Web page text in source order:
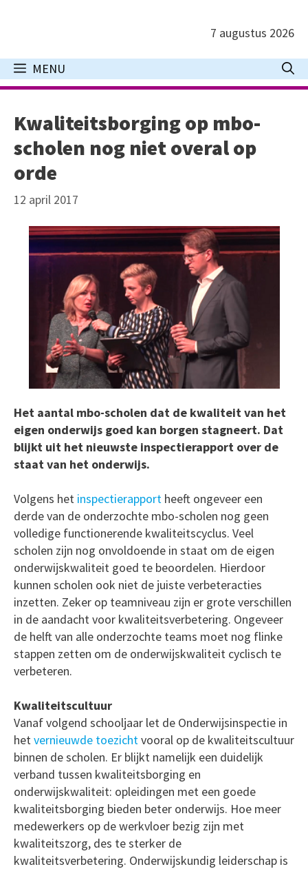
inhoud
7 augustus 2026
MENU
Kwaliteitsborging op mbo-
scholen nog niet overal op
orde
12 april 2017
Het aantal mbo-scholen dat de kwaliteit van het
eigen onderwijs goed kan borgen stagneert. Dat
blijkt uit het nieuwste inspectierapport over de
staat van het onderwijs.
Volgens het inspectierapport heeft ongeveer een
derde van de onderzochte mbo-scholen nog geen
volledige functionerende kwaliteitscyclus. Veel
scholen zijn nog onvoldoende in staat om de eigen
onderwijskwaliteit goed te beoordelen. Hierdoor
kunnen scholen ook niet de juiste verbeteracties
inzetten. Zeker op teamniveau zijn er grote verschillen
in de aandacht voor kwaliteitsverbetering. Ongeveer
de helft van alle onderzochte teams moet nog flinke
stappen zetten om de onderwijskwaliteit cyclisch te
verbeteren.
Kwaliteitscultuur
Vanaf volgend schooljaar let de Onderwijsinspectie in
hetvernieuwde toezichtvooral op de kwaliteitscultuur
binnen de scholen. Er blijkt namelijk een duidelijk
verband tussen kwaliteitsborging en
onderwijskwaliteit: opleidingen met een goede
kwaliteitsborging bieden beter onderwijs. Hoe meer
medewerkers op de werkvloer bezig zijn met
kwaliteitszorg, des te sterker de
kwaliteitsverbetering. Onderwijskundig leiderschap is